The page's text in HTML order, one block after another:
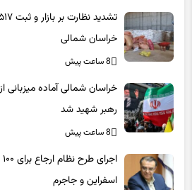
خراسان شمالی
8 ساعت پیش
رهبر شهید شد
8 ساعت پیش
اسفراین و جاجرم